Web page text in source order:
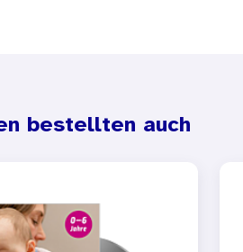
bestellten auch